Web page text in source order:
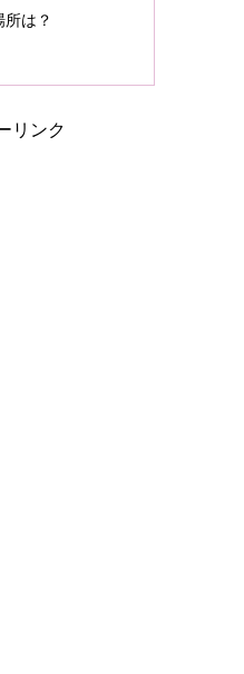
は？
リンク